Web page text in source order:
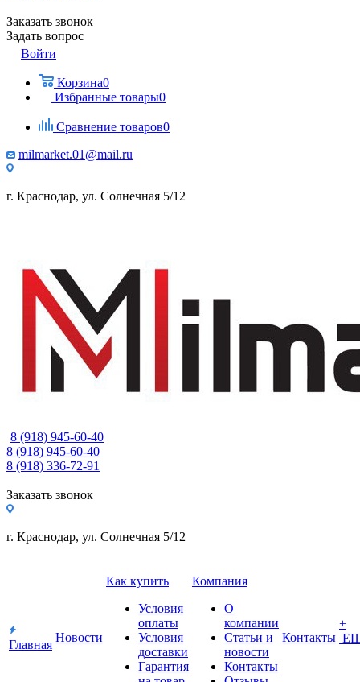
Заказать звонок
Задать вопрос
Войти
Корзина0
Избранные товары0
Сравнение товаров0
milmarket.01@mail.ru
г. Краснодар, ул. Солнечная 5/12
8 (918) 945-60-40
8 (918) 945-60-40
8 (918) 336-72-91
Заказать звонок
г. Краснодар, ул. Солнечная 5/12
Главная
Новости
Как купить
Условия
оплаты
Условия
доставки
Гарантия
Компания
О
компании
Статьи и
новости
Контакты
Контакты
+